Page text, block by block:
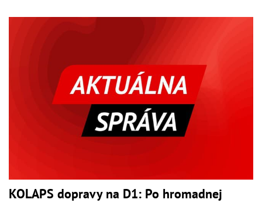
KOLAPS dopravy na D1: Po hromadnej